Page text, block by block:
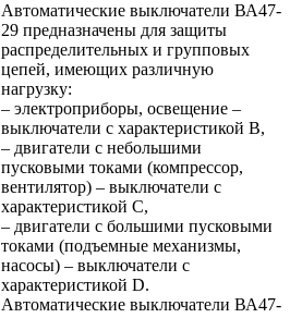
Автоматические выключатели ВА47-
29 предназначены для защиты
распределительных и групповых
цепей, имеющих различную
нагрузку:
– электроприборы, освещение –
выключатели с характеристикой В,
– двигатели с небольшими
пусковыми токами (компрессор,
вентилятор) – выключатели с
характеристикой C,
– двигатели с большими пусковыми
токами (подъемные механизмы,
насосы) – выключатели с
характеристикой D.
Автоматические выключатели ВА47-